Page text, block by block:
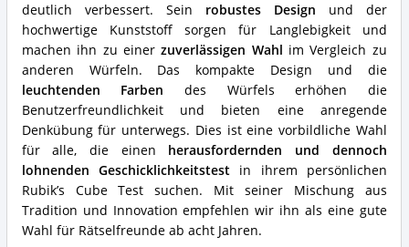
deutlich verbessert. Sein robustes Design und der
hochwertige Kunststoff sorgen für Langlebigkeit und
machen ihn zu einerzuverlässigen Wahl im Vergleich zu
anderen Würfeln. Das kompakte Design und die
leuchtenden Farben des Würfels erhöhen die
Benutzerfreundlichkeit und bieten eine anregende
Denkübung für unterwegs. Dies ist eine vorbildliche Wahl
für alle, die einen herausfordernden und dennoch
lohnenden Geschicklichkeitstest in ihrem persönlichen
Rubik’s Cube Test suchen. Mit seiner Mischung aus
Tradition und Innovation empfehlen wir ihn als eine gute
Wahl für Rätselfreunde ab acht Jahren.